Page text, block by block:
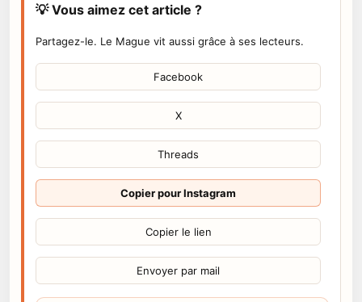
💡 Vous aimez cet article ?
Partagez-le. Le Mague vit aussi grâce à ses lecteurs.
Facebook
X
Threads
Copier pour Instagram
Copier le lien
Envoyer par mail